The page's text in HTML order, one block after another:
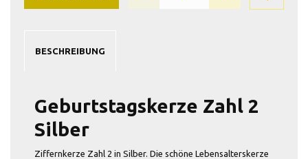
BESCHREIBUNG
Geburtstagskerze Zahl 2
Silber
Ziffernkerze Zahl 2 in Silber. Die schöne Lebensalterskerze